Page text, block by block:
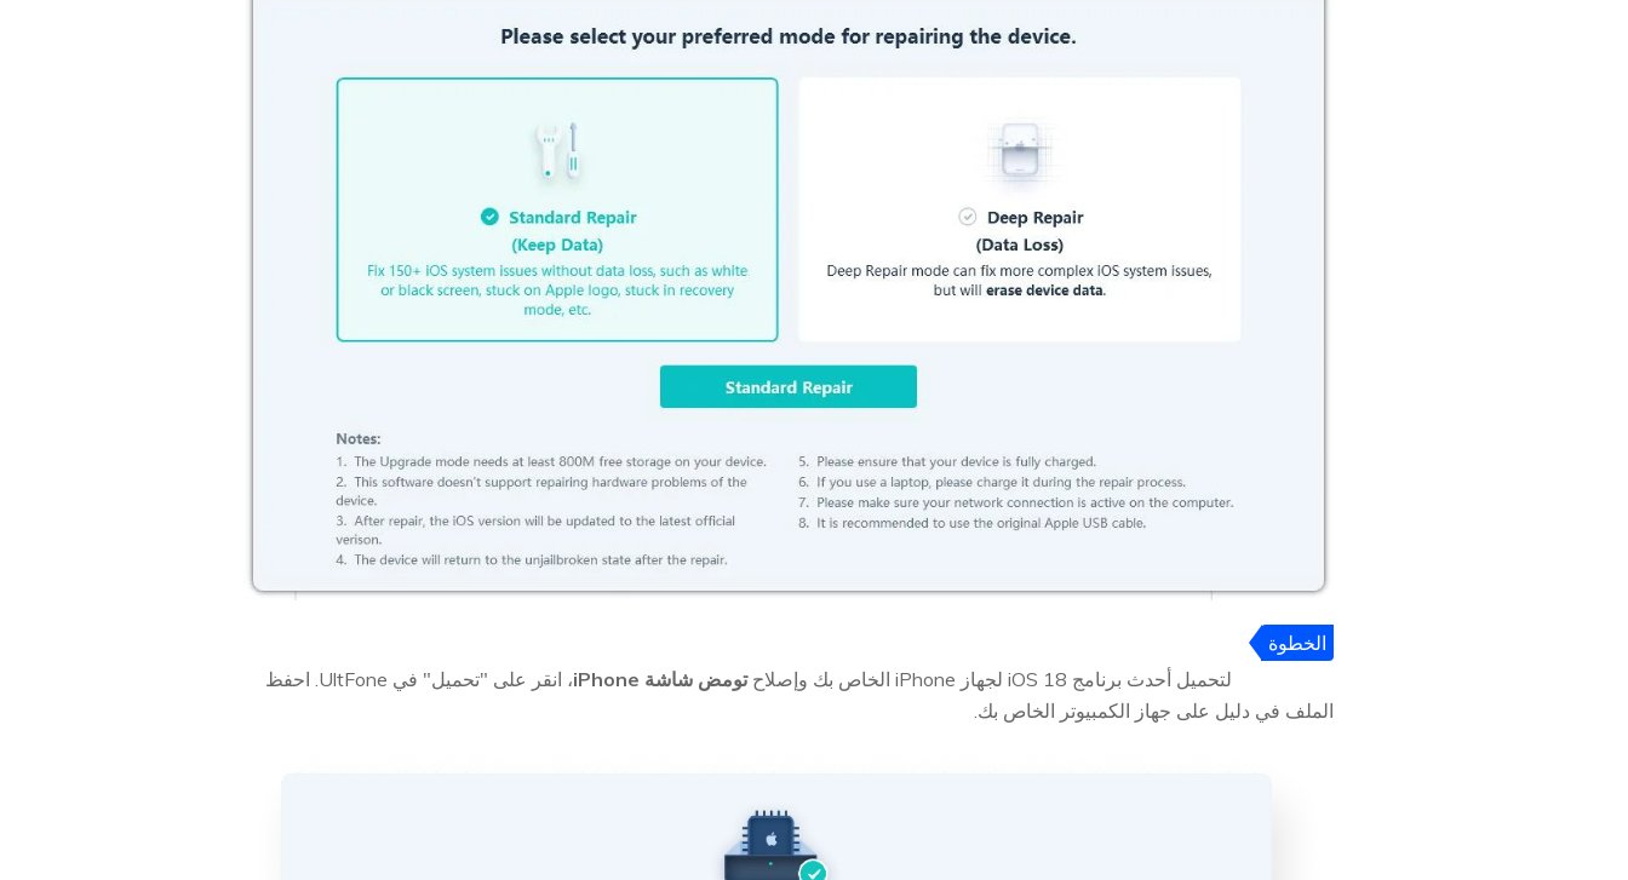
الخطوة
لتحميل أحدث برنامج iOS 18 لجهاز iPhone الخاص بك وإصلاح تومض شاشة iPhone
، انقر على "تحميل" في UltFone. احفظ
الملف في دليل على جهاز الكمبيوتر الخاص بك.